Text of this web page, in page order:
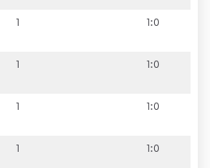
1 1:0
1 1:0
1 1:0
1 1:0